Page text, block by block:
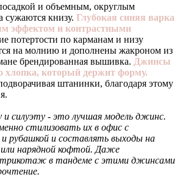
и объемным, округлым
сужаются книзу. Глубокая синяя варка
эффектом и контрастными
потертости по карманам и низу
на молнию и дополнены жакроном из
брендированная вышивка. Джинсы
хлопка, который держит форму.
штанинки, благодаря этому
и силуэту - это лучшая модель джинс.
стилизовать их в офис с
рубашкой и составлять выходы на
нарядной кофтой. Даже
трикотаж в тандеме с этими джинсами